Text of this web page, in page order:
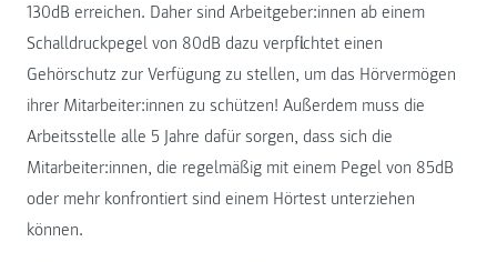
130dB erreichen. Daher sind Arbeitgeber:innen ab einem
Schalldruckpegel von 80dB dazu verpflichtet einen
Gehörschutz zur Verfügung zu stellen, um das Hörvermögen
ihrer Mitarbeiter:innen zu schützen! Außerdem muss die
Arbeitsstelle alle 5 Jahre dafür sorgen, dass sich die
Mitarbeiter:innen, die regelmäßig mit einem Pegel von 85dB
oder mehr konfrontiert sind einem Hörtest unterziehen
können.